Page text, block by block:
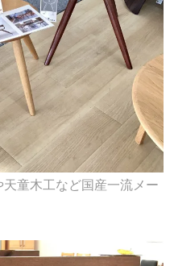
童木工など国産一流メー